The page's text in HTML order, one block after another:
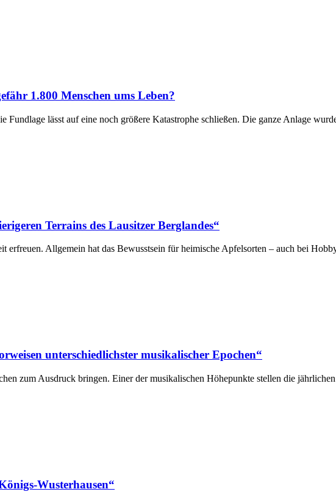
1.800 Menschen ums Leben?
lässt auf eine noch größere Katastrophe schließen. Die ganze Anlage
Terrains des Lausitzer Berglandes“
Allgemein hat das Bewusstsein für heimische Apfelsorten – auch bei
unterschiedlichster musikalischer Epochen“
zum Ausdruck bringen. Einer der musikalischen Höhepunkte stellen die jährlichen
Wusterhausen“